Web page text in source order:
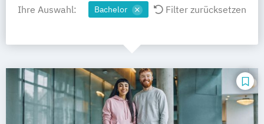
Ihre Auswahl: Bachelor Filter zurücksetzen